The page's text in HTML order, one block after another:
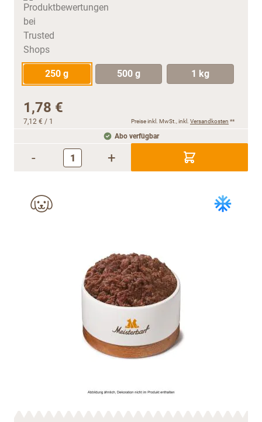
250 g 500 g 1 kg
1,78 €
7,12 € / 1 Preise inkl. MwSt., inkl. Versandkosten **
Abo verfügbar
- +